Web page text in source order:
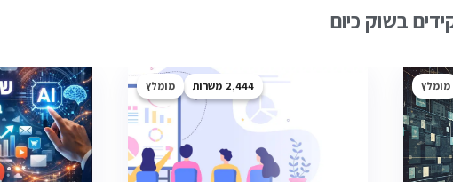
בשוק כיום
מומלץ 2,444 מומלץ